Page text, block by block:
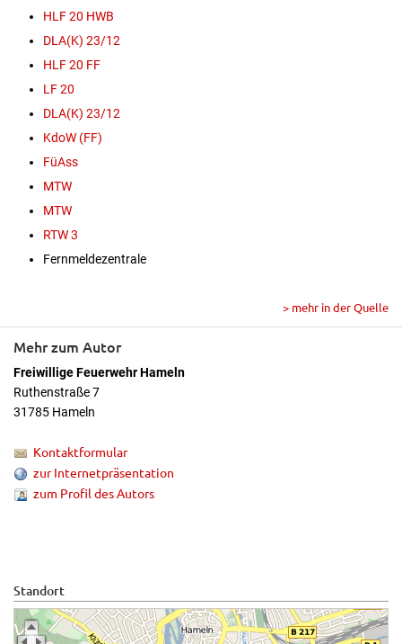
HLF 20 HWB
DLA(K) 23/12
HLF 20 FF
LF 20
DLA(K) 23/12
KdoW (FF)
FüAss
MTW
MTW
RTW 3
Fernmeldezentrale
> mehr in der Quelle
Mehr zum Autor
Freiwillige Feuerwehr Hameln
Ruthenstraße 7
31785 Hameln
Kontaktformular
zur Internetpräsentation
zum Profil des Autors
Standort